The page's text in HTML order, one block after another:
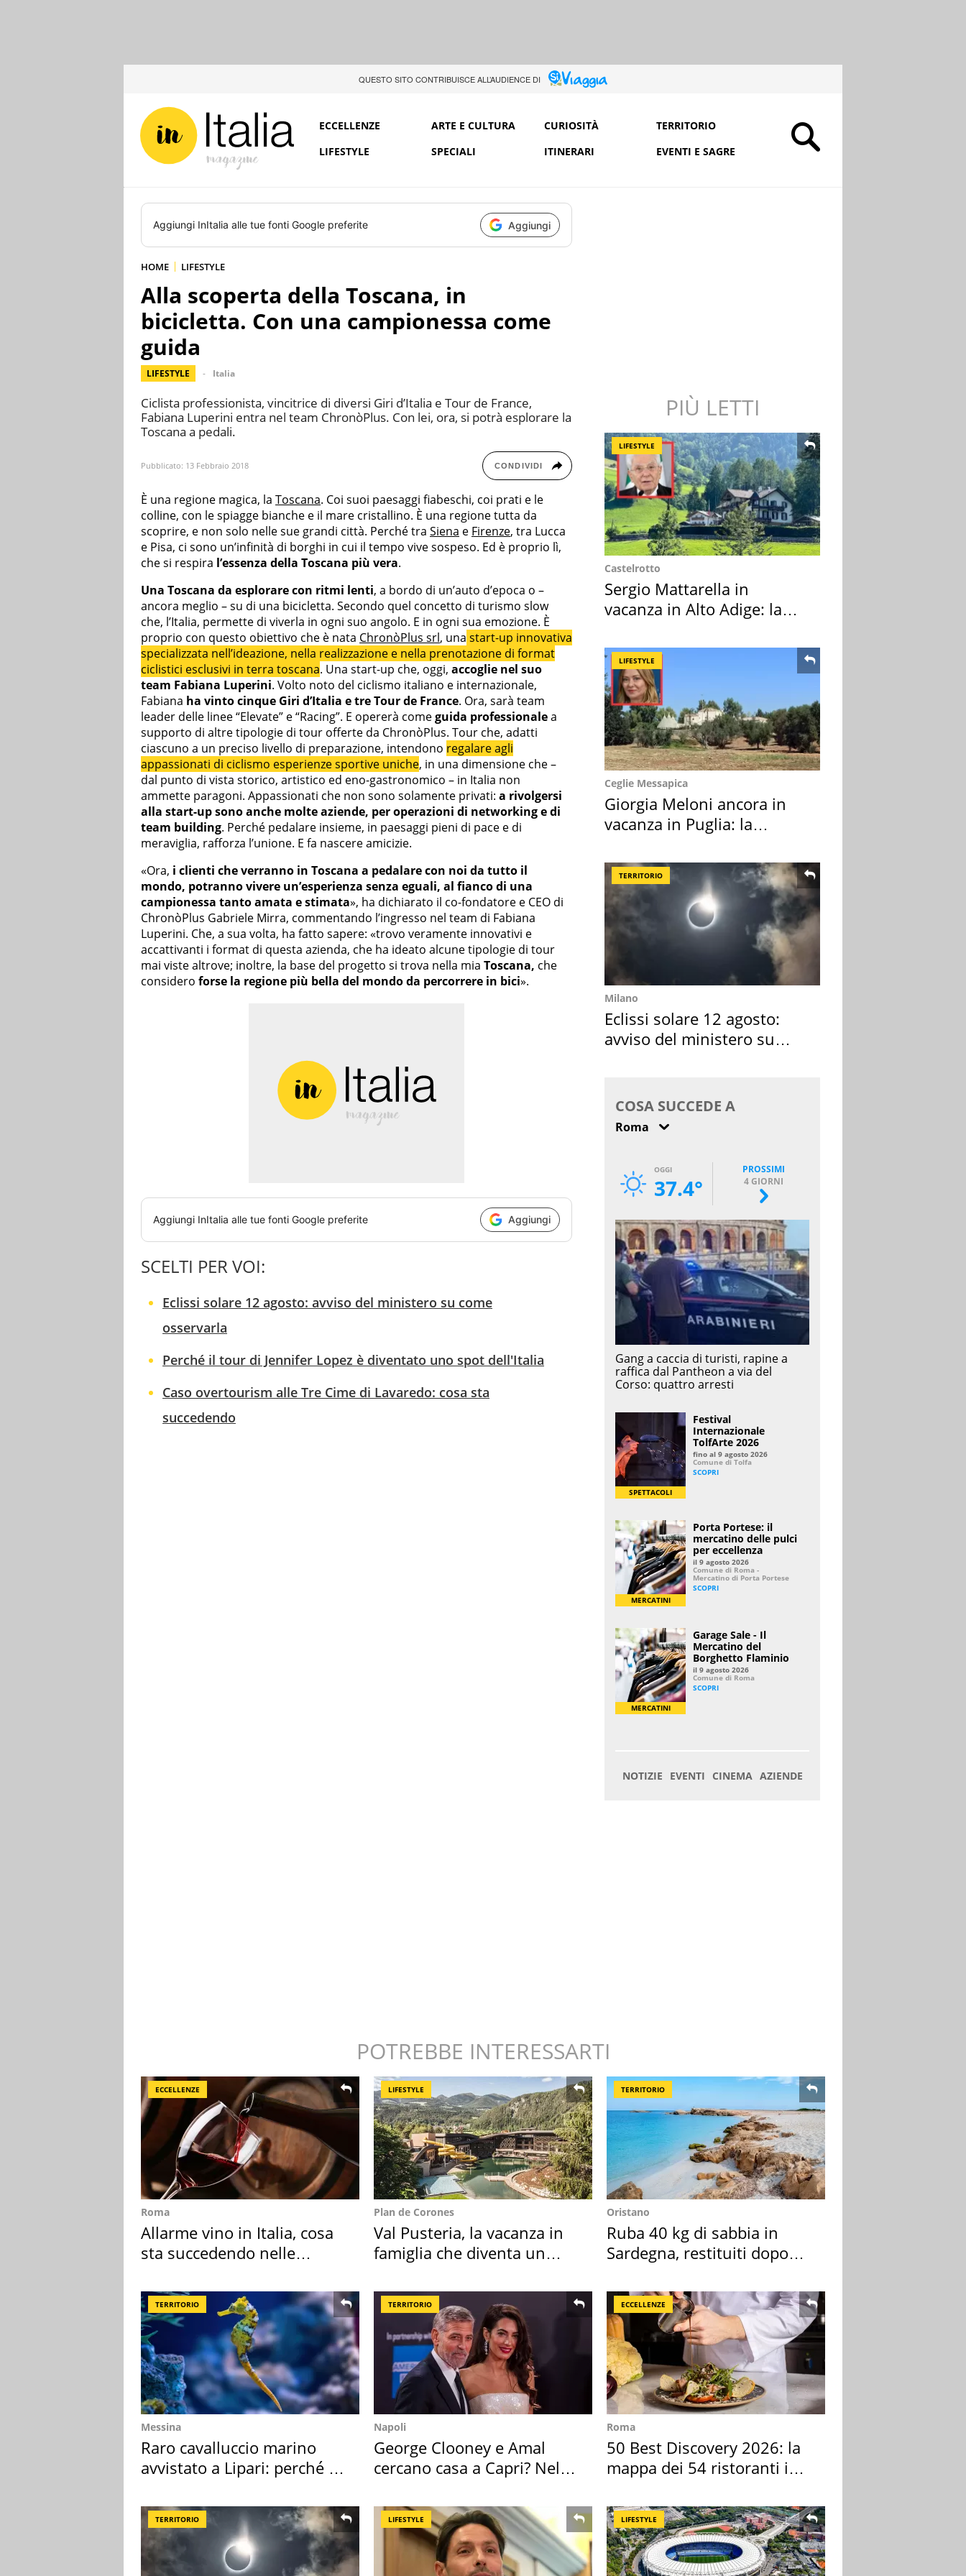
QUESTO SITO CONTRIBUISCE ALL’AUDIENCE DI
ECCELLENZE ARTE E CULTURA CURIOSITÀ
TERRITORIO
LIFESTYLE
SPECIALI ITINERARI EVENTI E SAGRE
Aggiungi InItalia alle tue fonti Google preferite Aggiungi
HOME LIFESTYLE
Alla scoperta della Toscana, in
bicicletta. Con una campionessa come
guida
LIFESTYLE Italia
Ciclista professionista, vincitrice di diversi Giri d’Italia e Tour de France,
Fabiana Luperini entra nel team ChronòPlus. Con lei, ora, si potrà esplorare la
Toscana a pedali.
Pubblicato: 13 Febbraio 2018 CONDIVIDI
È una regione magica, la Toscana. Coi suoi paesaggi fiabeschi, coi prati e le
colline, con le spiagge bianche e il mare cristallino. È una regione tutta da
scoprire, e non solo nelle sue grandi città. Perché tra Siena e Firenze, tra Lucca
e Pisa, ci sono un’infinità di borghi in cui il tempo vive sospeso. Ed è proprio lì,
che si respira l’essenza della Toscana più vera.
Una Toscana da esplorare con ritmi lenti, a bordo di un’auto d’epoca o –
ancora meglio – su di una bicicletta. Secondo quel concetto di turismo slow
che, l’Italia, permette di viverla in ogni suo angolo. E in ogni sua emozione. È
proprio con questo obiettivo che è nata ChronòPlus srl, una start-up innovativa
specializzata nell’ideazione, nella realizzazione e nella prenotazione di format
ciclistici esclusivi in terra toscana. Una start-up che, oggi, accoglie nel suo
team Fabiana Luperini. Volto noto del ciclismo italiano e internazionale,
Fabiana ha vinto cinque Giri d’Italia e tre Tour de France. Ora, sarà team
leader delle linee “Elevate” e “Racing”. E opererà comeguida professionalea
supporto di altre tipologie di tour offerte da ChronòPlus. Tour che, adatti
ciascuno a un preciso livello di preparazione, intendono regalare agli
appassionati di ciclismo esperienze sportive uniche, in una dimensione che –
dal punto di vista storico, artistico ed eno-gastronomico – in Italia non
ammette paragoni. Appassionati che non sono solamente privati: a rivolgersi
alla start-up sono anche molte aziende, per operazioni di networking e di
team building. Perché pedalare insieme, in paesaggi pieni di pace e di
meraviglia, rafforza l’unione. E fa nascere amicizie.
«Ora, i clienti che verranno in Toscana a pedalare con noi da tutto il
mondo, potranno vivere un’esperienza senza eguali, al fianco di una
campionessa tanto amata e stimata», ha dichiarato il co-fondatore e CEO di
ChronòPlus Gabriele Mirra, commentando l’ingresso nel team di Fabiana
Luperini. Che, a sua volta, ha fatto sapere: «trovo veramente innovativi e
accattivanti i format di questa azienda, che ha ideato alcune tipologie di tour
mai viste altrove; inoltre, la base del progetto si trova nella mia Toscana, che
considero forse la regione più bella del mondo da percorrere in bici».
Aggiungi InItalia alle tue fonti Google preferite Aggiungi
SCELTI PER VOI:
Eclissi solare 12 agosto: avviso del ministero su come
osservarla
Perché il tour di Jennifer Lopez è diventato uno spot dell'Italia
Caso overtourism alle Tre Cime di Lavaredo: cosa sta
succedendo
PIÙ LETTI
LIFESTYLE
Castelrotto
Sergio Mattarella in
vacanza in Alto Adige: la
LIFESTYLE
Ceglie Messapica
Giorgia Meloni ancora in
vacanza in Puglia: la
TERRITORIO
Milano
Eclissi solare 12 agosto:
avviso del ministero su
POTREBBE INTERESSARTI
ECCELLENZE
Roma
Allarme vino in Italia, cosa
sta succedendo nelle
LIFESTYLE
Plan de Corones
Val Pusteria, la vacanza in
famiglia che diventa un
TERRITORIO
Oristano
Ruba 40 kg di sabbia in
Sardegna, restituiti dopo
TERRITORIO
Messina
Raro cavalluccio marino
avvistato a Lipari: perché è
TERRITORIO
Napoli
George Clooney e Amal
cercano casa a Capri? Nel
ECCELLENZE
Roma
50 Best Discovery 2026: la
mappa dei 54 ristoranti in
TERRITORIO LIFESTYLE LIFESTYLE